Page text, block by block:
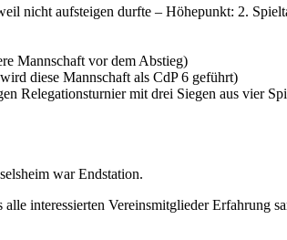
nicht aufsteigen durfte – Höhepunkt: 2.
Mannschaft vor dem Abstieg)
diese Mannschaft als CdP 6 geführt)
mit drei Siegen aus vier
war Endstation.
interessierten Vereinsmitglieder Erfahrung